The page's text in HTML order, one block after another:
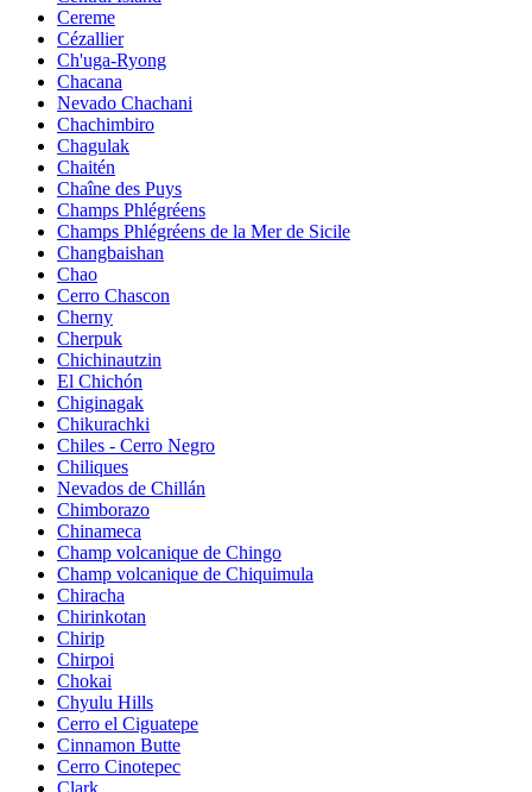
Cereme
Cézallier
Ch'uga-Ryong
Chacana
Nevado Chachani
Chachimbiro
Chagulak
Chaitén
Chaîne des Puys
Champs Phlégréens
Champs Phlégréens de la Mer de Sicile
Changbaishan
Chao
Cerro Chascon
Cherny
Cherpuk
Chichinautzin
El Chichón
Chiginagak
Chikurachki
Chiles - Cerro Negro
Chiliques
Nevados de Chillán
Chimborazo
Chinameca
Champ volcanique de Chingo
Champ volcanique de Chiquimula
Chiracha
Chirinkotan
Chirip
Chirpoi
Chokai
Chyulu Hills
Cerro el Ciguatepe
Cinnamon Butte
Cerro Cinotepec
Clark